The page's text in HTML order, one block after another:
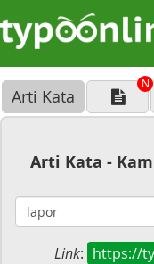
Arti Kata
N
Arti Kata -
Link: https://